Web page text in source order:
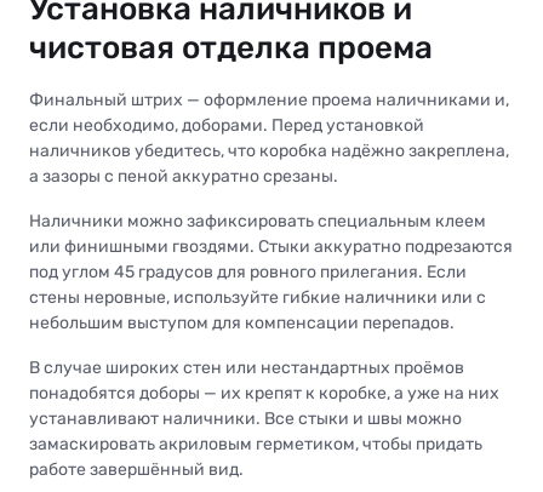
Установка наличников и
чистовая отделка проема
Финальный штрих — оформление проема наличниками и,
если необходимо, доборами. Перед установкой
наличников убедитесь, что коробка надёжно закреплена,
а зазоры с пеной аккуратно срезаны.
Наличники можно зафиксировать специальным клеем
или финишными гвоздями. Стыки аккуратно подрезаются
под углом 45 градусов для ровного прилегания. Если
стены неровные, используйте гибкие наличники или с
небольшим выступом для компенсации перепадов.
В случае широких стен или нестандартных проёмов
понадобятся доборы — их крепят к коробке, а уже на них
устанавливают наличники. Все стыки и швы можно
замаскировать акриловым герметиком, чтобы придать
работе завершённый вид.